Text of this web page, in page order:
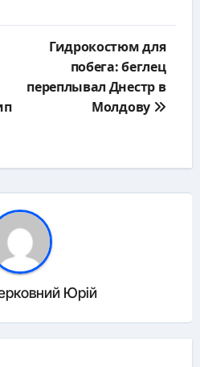
Гидрокостюм для
побега: беглец
переплывал Днестр в
Молдову
Юрій